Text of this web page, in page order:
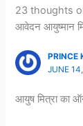
23 thoughts
आवेदन आयुष्मान
PRINCE
JUNE
आयुष मित्रा का